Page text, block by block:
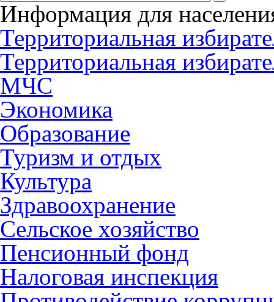
Информация для
Территориальная
Территориальная
МЧС
Экономика
Образование
Туризм и отдых
Культура
Здравоохранение
Сельское хозяйство
Пенсионный фонд
Налоговая инспекция